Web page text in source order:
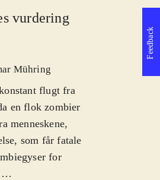
vurdering
Mühring
flugt fra
en flok zombier
menneskene,
som får fatale
for
Feedback